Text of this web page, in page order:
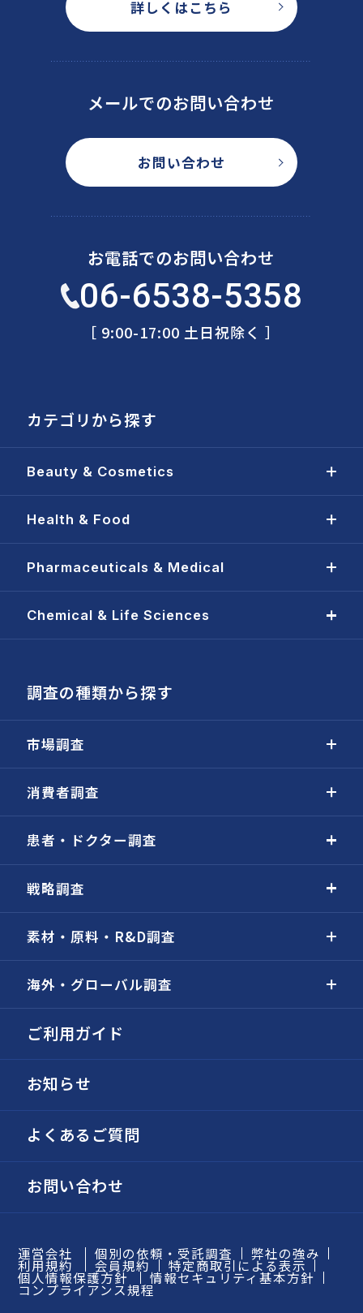
詳しくはこちら
メールでのお問い合わせ
お問い合わせ
お電話でのお問い合わせ
06-6538-5358
［ 9:00-17:00 土日祝除く ］
カテゴリから探す
Beauty & Cosmetics
Health & Food
Pharmaceuticals & Medical
Chemical & Life Sciences
調査の種類から探す
市場調査
消費者調査
患者・ドクター調査
戦略調査
素材・原料・R&D調査
海外・グローバル調査
ご利用ガイド
お知らせ
よくあるご質問
お問い合わせ
運営会社 個別の依頼・受託調査 弊社の強み
利用規約 会員規約 特定商取引による表示
個人情報保護方針 情報セキュリティ基本方針
コンプライアンス規程